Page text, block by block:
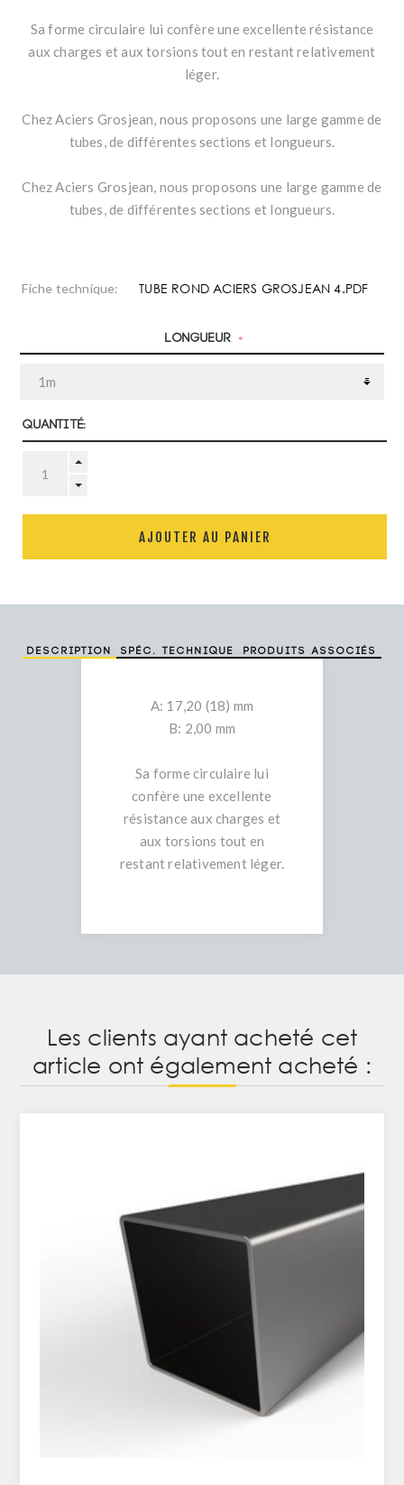
Sa forme circulaire lui confère une excellente résistance
aux charges et aux torsions tout en restant relativement
léger.
Chez Aciers Grosjean, nous proposons une large gamme de
tubes, de différentes sections et longueurs.
Chez Aciers Grosjean, nous proposons une large gamme de
tubes, de différentes sections et longueurs.
Fiche technique: TUBE ROND ACIERS GROSJEAN 4.PDF
Longueur *
Quantité:
AJOUTER AU PANIER
Description Spéc. technique Produits associés
A: 17,20 (18) mm
B: 2,00 mm
Sa forme circulaire lui
confère une excellente
résistance aux charges et
aux torsions tout en
restant relativement léger.
Les clients ayant acheté cet
article ont également acheté :